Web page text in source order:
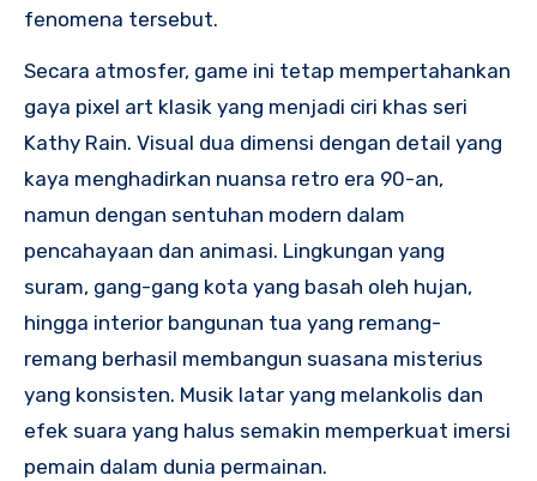
fenomena tersebut.
Secara atmosfer, game ini tetap mempertahankan
gaya pixel art klasik yang menjadi ciri khas seri
Kathy Rain. Visual dua dimensi dengan detail yang
kaya menghadirkan nuansa retro era 90-an,
namun dengan sentuhan modern dalam
pencahayaan dan animasi. Lingkungan yang
suram, gang-gang kota yang basah oleh hujan,
hingga interior bangunan tua yang remang-
remang berhasil membangun suasana misterius
yang konsisten. Musik latar yang melankolis dan
efek suara yang halus semakin memperkuat imersi
pemain dalam dunia permainan.